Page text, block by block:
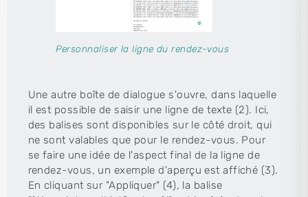
Personnaliser la ligne du rendez-vous
Une autre boîte de dialogue s'ouvre, dans laquelle
il est possible de saisir une ligne de texte (2). Ici,
des balises sont disponibles sur le côté droit, qui
ne sont valables que pour le rendez-vous. Pour
se faire une idée de l'aspect final de la ligne de
rendez-vous, un exemple d'aperçu est affiché (3).
En cliquant sur "Appliquer" (4), la balise